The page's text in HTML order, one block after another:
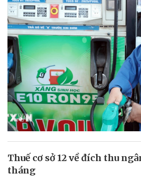
Thuế cơ sở 12 về đích thu
tháng